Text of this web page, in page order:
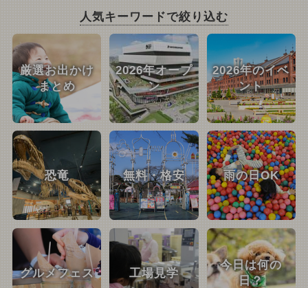
人気キーワードで絞り込む
厳選お出かけ
まとめ
2026年オープ
ン
2026年のイベ
ント
恐竜 無料・格安 雨の日OK
グルメフェス 工場見学
今日は何の
日？